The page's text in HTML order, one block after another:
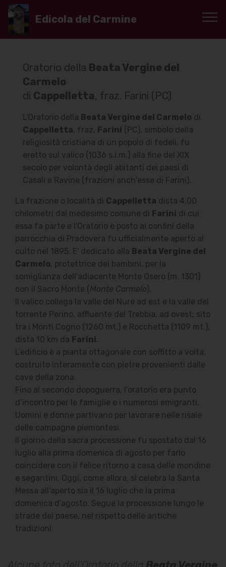
Edicola del Carmine
Oratorio della Beata Vergine del
Carmelo
di Cappelletta, fraz. Farini (PC)
L'Oratorio della Beata Vergine del Carmelo di
Cappelletta, fraz. Farini (PC), simbolo della
religiosità cristiana di un popolo di fedeli, fu
eretto sul valico (1036 s.l.m.) alla fine del XIX
secolo per volontà degli abitanti dei paesi di
Casali e Ravine (frazioni anch'esse di Farini).
La frazione o località di Cappelletta dista 4,00
chilometri dal medesimo comune di Farini di cui
essa fa parte e l'Oratorio è posto ai confini della
parrocchia di Pradovera fu ufficialmente aperto al
culto nel 1895. E' dedicato alla Beata Vergine del
Carmelo, protettrice dei bambini, per la
somiglianza dell'adiacente Monte Osero (m. 1301)
con il Sacro Monte ( Monte Carmelo).
Il valico collega la valle del Nure ad est e la valle del
torrente Perino, affluente del Trebbia, ad ovest; sito
tra i Monti Cogno (1260 mt.) e Rocchetta (1109 mt.),
dista 10 km da Farini.
L’edificio è a pianta ottagonale con soffitto a volta,
costruito interamente con pietre provenienti dalle
cave della zona.
Fino al secondo dopoguerra, l’oratorio era punto
d’incontro per le famiglie e i numerosi emigranti.
Uomini e donne partivano per lavorare nelle risaie
delle campagne piemontesi.
Il giorno della sacra processione fu spostato dal 16
luglio alla prima domenica di agosto per farlo
coincidere con il felice ritorno a casa delle mondine
e segantini. Oggi, come allora, si celebra la Santa
Messa all'aperto sia il 16 luglio che la prima
domenica d’agosto. Segue la processione lungo le
strade del paese, nel rispetto delle antiche
tradizioni.